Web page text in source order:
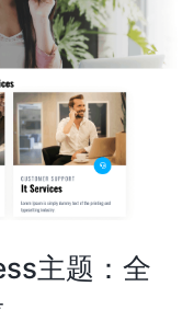
主题：全